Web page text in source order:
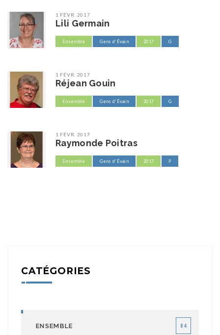
1 FÉVR. 2017
Lili Germain
Ensemble Gens d'Évain 2017 G
1 FÉVR. 2017
Réjean Gouin
Ensemble Gens d'Évain 2017 G
1 FÉVR. 2017
Raymonde Poitras
Ensemble Gens d'Évain 2017 P
CATÉGORIES
ENSEMBLE 84